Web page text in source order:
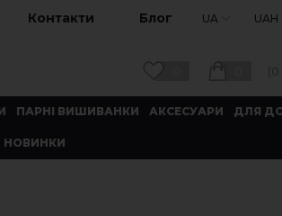
Контакти Блог UA UAH
(
ПАРНІ ВИШИВАНКИ АКСЕСУАРИ ДЛЯ
НОВИНКИ